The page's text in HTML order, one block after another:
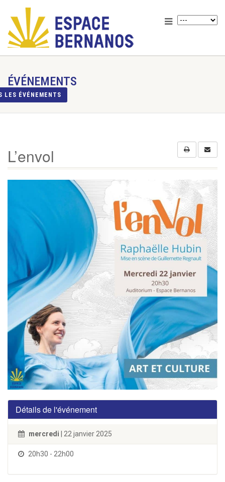
ÉVÉNEMENTS
LES ÉVÉNEMENTS
L’envol
Détails de l'événement
mercredi | 22 janvier 2025
20h30 - 22h00